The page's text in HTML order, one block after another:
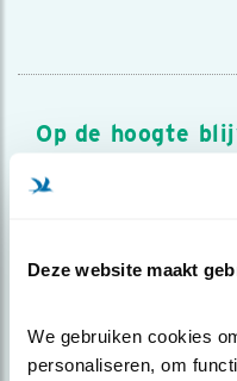
Deze website maakt
We gebruiken cookies
personaliseren, om
Op de hoogte
Meld je aan en ontvang
over vogels en